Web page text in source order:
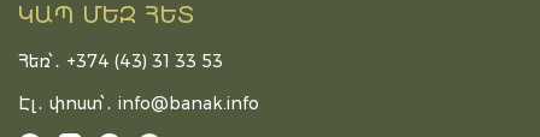
ԿԱՊ ՄԵԶ ՀԵՏ
Հեռ՝․ +374 (43) 31 33 53
Էլ․ փոստ՝․ info@banak.info